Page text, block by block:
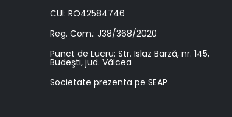
CUI: RO42584746
Reg. Com.: J38/368/2020
Punct de Lucru: Str. Islaz Barză, nr. 145,
Budeşti, jud. Vâlcea
Societate prezenta pe SEAP